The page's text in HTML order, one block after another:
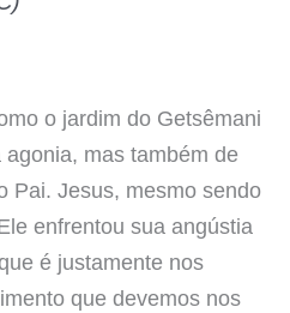
o jardim do Getsêmani
mas também de
Pai. Jesus, mesmo sendo
enfrentou sua angústia
é justamente nos
que devemos nos